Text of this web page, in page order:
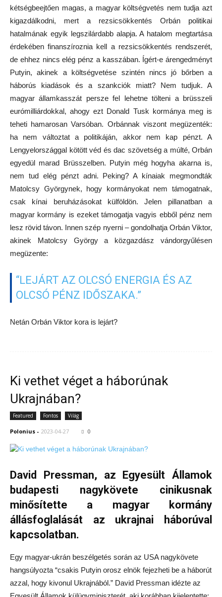
kétségbeejtően magas, a magyar költségvetés nem tudja azt
kigazdálkodni, mert a rezsicsökkentés Orbán politikai
hatalmának egyik legszilárdabb alapja. A hatalom megtartása
érdekében finanszíroznia kell a rezsicsökkentés rendszerét,
de ehhez nincs elég pénz a kasszában. Ígért-e árengedményt
Putyin, akinek a költségvetése szintén nincs jó bőrben a
háborús kiadások és a szankciók miatt? Nem tudjuk. A
magyar államkasszát persze fel lehetne tölteni a brüsszeli
eurómilliárdokkal, ahogy ezt Donald Tusk kormánya meg is
teheti hamarosan Varsóban. Orbánnak viszont megüzenték:
ha nem változtat a politikáján, akkor nem kap pénzt. A
Lengyelországgal kötött véd és dac szövetség a múlté, Orbán
egyedül marad Brüsszelben. Putyin még hogyha akarna is,
nem tud elég pénzt adni. Peking? A kínaiak megmondták
Matolcsy Györgynek, hogy kormányokat nem támogatnak,
csak kínai beruházásokat külföldön. Jelen pillanatban a
magyar kormány is ezeket támogatja vagyis ebből pénz nem
lesz rövid távon. Innen szép nyerni – gondolhatja Orbán Viktor,
akinek Matolcsy György a közgazdász vándorgyűlésen
megüzente:
“LEJÁRT AZ OLCSÓ ENERGIA ÉS AZ
OLCSÓ PÉNZ IDŐSZAKA.”
Netán Orbán Viktor kora is lejárt?
Ki vethet véget a háborúnak
Ukrajnában?
Featured Fontos Világ
Polonius - 2023-04-27 0
David Pressman, az Egyesült Államok
budapesti nagykövete cinikusnak
minősítette a magyar kormány
állásfoglalását az ukrajnai háborúval
kapcsolatban.
Egy magyar-ukrán beszélgetés során az USA nagykövete
hangsúlyozta “csakis Putyin orosz elnök fejezheti be a háborút
azzal, hogy kivonul Ukrajnából.” David Pressman idézte az